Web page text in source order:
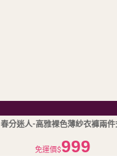
春分迷人-高雅裸色薄紗衣褲兩件
免運價$999